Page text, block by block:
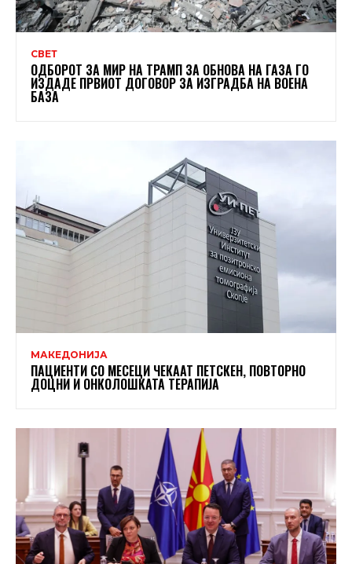
СВЕТ
ОДБОРОТ ЗА МИР НА ТРАМП ЗА ОБНОВА НА ГАЗА ГО
ИЗДАДЕ ПРВИОТ ДОГОВОР ЗА ИЗГРАДБА НА ВОЕНА
БАЗА
МАКЕДОНИЈА
ПАЦИЕНТИ СО МЕСЕЦИ ЧЕКААТ ПЕТСКЕН, ПОВТОРНО
ДОЦНИ И ОНКОЛОШКАТА ТЕРАПИЈА